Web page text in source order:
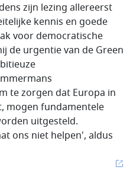
zijn lezing allereerst
kennis en goede
voor democratische
de urgentie van de Green
te zorgen dat Europa in
mogen fundamentele
uitgesteld.
ons niet helpen', aldus